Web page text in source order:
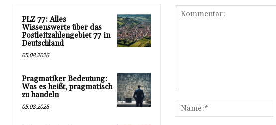
PLZ 77: Alles
Wissenswerte über das
Postleitzahlengebiet 77 in
Deutschland
05.08.2026
Pragmatiker Bedeutung:
Was es heißt, pragmatisch
zu handeln
05.08.2026